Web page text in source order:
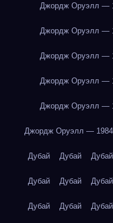
Джордж Оруэлл —
Джордж Оруэлл —
Джордж Оруэлл —
Джордж Оруэлл —
Джордж Оруэлл —
Джордж Оруэлл — 1984
Дубай Дубай Дубай
Дубай Дубай Дубай
Дубай Дубай Дубай